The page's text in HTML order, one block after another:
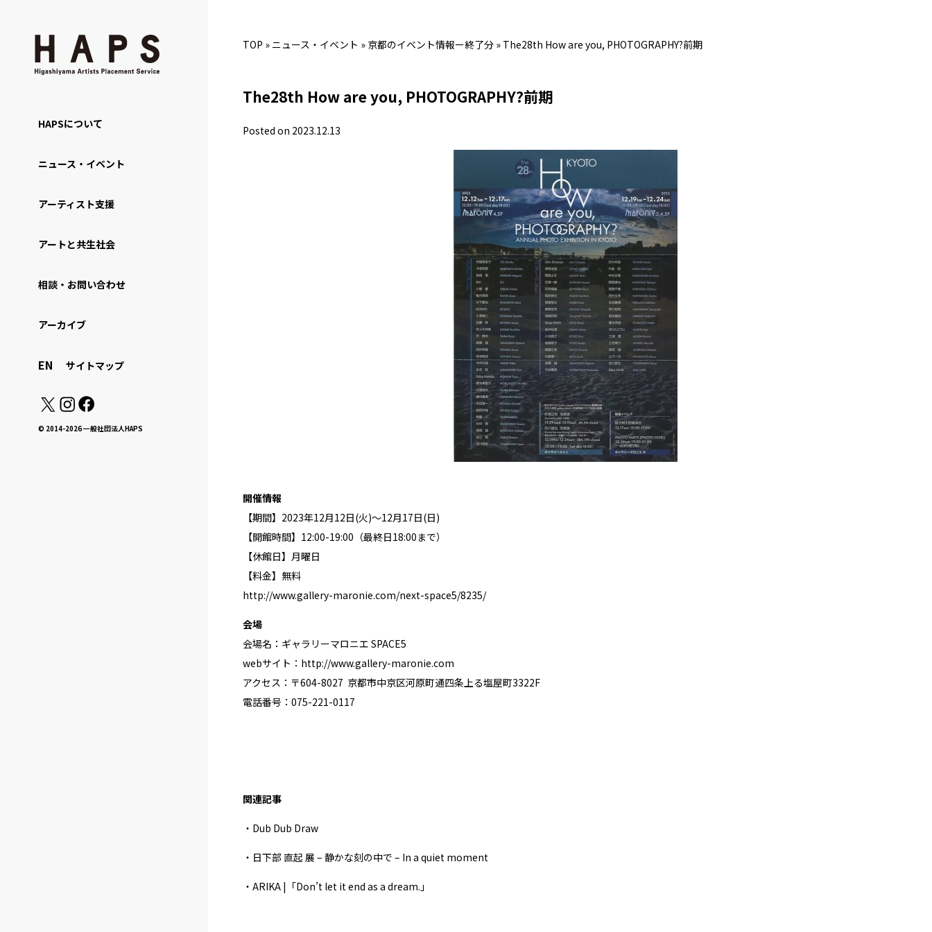
HAPSについて
ニュース・イベント
アーティスト支援
アートと共生社会
相談・お問い合わせ
アーカイブ
EN サイトマップ
© 2014-2026 一般社団法人HAPS
TOP » ニュース・イベント » 京都のイベント情報ー終了分 » The28th How are you, PHOTOGRAPHY?前期
The28th How are you, PHOTOGRAPHY?前期
Posted on 2023.12.13
開催情報
【期間】2023年12月12日(火)～12月17日(日)
【開館時間】12:00-19:00（最終日18:00まで）
【休館日】月曜日
【料金】無料
http://www.gallery-maronie.com/next-space5/8235/
会場
会場名：ギャラリーマロニエ SPACE5
webサイト： http://www.gallery-maronie.com
アクセス：〒604-8027 京都市中京区河原町通四条上る塩屋町3322F
電話番号：075-221-0117
関連記事
・Dub Dub Draw
・日下部 直起 展 – 静かな刻の中で – In a quiet moment
・ARIKA |「Don’t let it end as a dream.」